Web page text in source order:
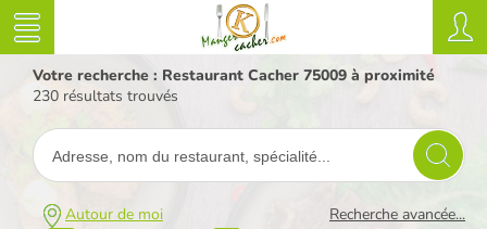
Votre recherche : Restaurant Cacher 75009 à proximité
230 résultats trouvés
Autour de moi Recherche avancée...